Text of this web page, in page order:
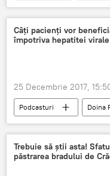
Vatican
ajun de
dezgolită
a facut
activiste femen
Câți pacienți vor
împotriva hepatitei virale
25 Decembrie 2017,
Podcasturi Doina
Medic
tratament
sanatate
Trebuie să știi asta!
păstrarea bradului de